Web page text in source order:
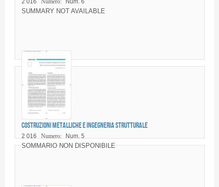
SUMMARY NOT AVAILABLE
Costruzioni metalliche e ingegneria strutturale
2 016 Numero: Num. 5
SOMMARIO NON DISPONIBILE